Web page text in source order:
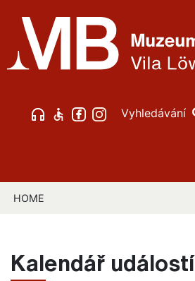
Vyhledávání
HOME
Kalendář událostí